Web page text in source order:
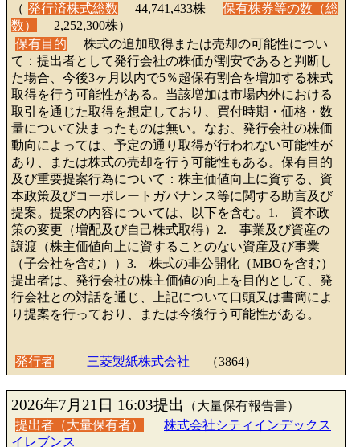
（ 発行済株式総数 44,741,433株
保有株券等の数（総
数）
2,252,300株）
保有目的
株式の追加取得または売却の可能性につい
て：提出者として発行会社の株価が割安であると判断し
た場合、今後3ヶ月以内で5％超保有割合を増加する株式
取得を行う可能性がある。当該増加は市場内外における
取引を通じた取得を想定しており、買付時期・価格・数
量について決まったものは無い。なお、発行会社の株価
動向によっては、予定の通り取得が行われない可能性が
あり、または株式の売却を行う可能性もある。保有目的
及び重要提案行為について：株主価値向上に資する、資
本政策及びコーポレートガバナンス等に関する助言及び
提案。提案の内容については、以下を含む。1. 資本政
策の変更（増配及び自己株式取得）2. 事業及び資産の
譲渡（株主価値向上に資することのない資産及び事業
（子会社を含む））3. 株式の非公開化（MBOを含む）
提出者は、発行会社の株主価値の向上を目的として、発
行会社との対話を通じ、上記について口頭又は書簡によ
り提案を行っており、または今後行う可能性がある。
発行者 三菱製紙株式会社 （3864）
2026年7月21日 16:03提出
（大量保有報告書）
提出者（大量保有者）
株式会社シティインデックス
イレブンス